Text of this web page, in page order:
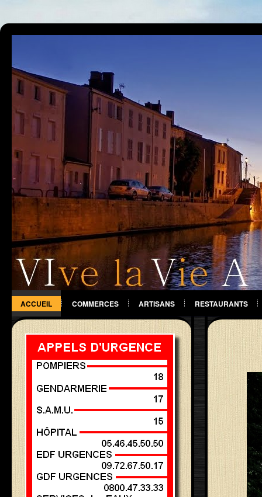
ACCUEIL COMMERCES ARTISANS RESTAURANTS
DIVERS